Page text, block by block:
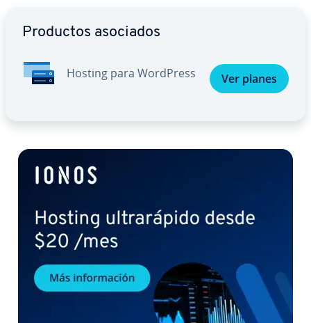
Productos asociados
Hosting para WordPress Ver planes